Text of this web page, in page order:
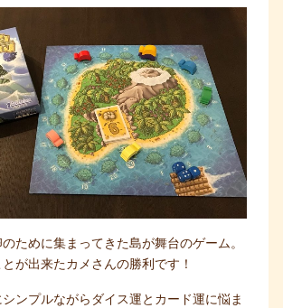
ために集まってきた島が舞台のゲーム。
が出来たカメさんの勝利です！
ンプルながらダイス運とカード運に悩ま